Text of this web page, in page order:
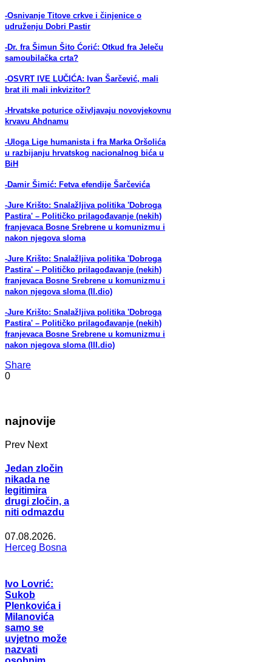
-Osnivanje Titove crkve i činjenice o
udruženju Dobri Pastir
-Dr. fra Šimun Šito Ćorić: Otkud fra Jeleču
samoubilačka crta?
-OSVRT IVE LUČIĆA: Ivan Šarčević, mali
brat ili mali inkvizitor?
-Hrvatske poturice oživljavaju novovjekovnu
krvavu Ahdnamu
-Uloga Lige humanista i fra Marka Oršolića
u razbijanju hrvatskog nacionalnog bića u
BiH
-Damir Šimić: Fetva efendije Šarčevića
-Jure Krišto: Snalažljiva politika 'Dobroga
Pastira' – Političko prilagođavanje (nekih)
franjevaca Bosne Srebrene u komunizmu i
nakon njegova sloma
-Jure Krišto: Snalažljiva politika 'Dobroga
Pastira' – Političko prilagođavanje (nekih)
franjevaca Bosne Srebrene u komunizmu i
nakon njegova sloma (II.dio)
-Jure Krišto: Snalažljiva politika 'Dobroga
Pastira' – Političko prilagođavanje (nekih)
franjevaca Bosne Srebrene u komunizmu i
nakon njegova sloma (III.dio)
Share
0
najnovije
Prev Next
Jedan zločin
nikada ne
legitimira
drugi zločin, a
niti odmazdu
07.08.2026.
Herceg Bosna
Ivo Lovrić:
Sukob
Plenkovića i
Milanovića
samo se
uvjetno može
nazvati